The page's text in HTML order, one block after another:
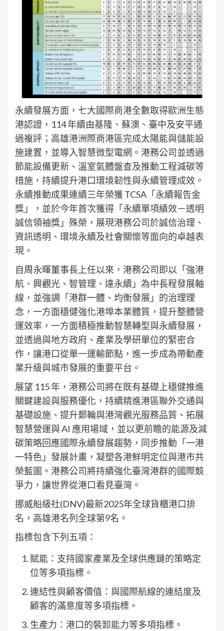
永續發展方面，七大國際商港全數取得歐洲生態
港認證，114 年續由基隆、蘇澳、臺中及安平通
過複評；高雄港洲際商港區完成太陽能與儲能設
施建置，並導入智慧微型電網。港務公司並透過
節能設備更新、溫室氣體盤查及推動工程減碳等
措施，持續提升港口環境韌性與永續管理成效。
永續推動成果連續三年榮獲 TCSA「永續報告金
獎」，並於今年首次獲得「永續單項績效－透明
誠信領袖獎」殊榮，展現港務公司於誠信治理、
資訊透明、環境永續及社會關懷等面向的卓越表
現。
自周永暉董事長上任以來，港務公司即以「強港
航、興觀光、智管理、達永續」為中長程發展軸
線，並強調「港群一體、均衡發展」的治理理
念，一方面穩健強化港埠本業體質，提升整體營
運效率，一方面積極推動智慧轉型與永續發展，
並透過與地方政府、產業及學研單位的緊密合
作，讓港口從單一運輸節點，進一步成為帶動產
業升級與城市發展的重要平台。
展望 115 年，港務公司將在既有基礎上穩健推進
關鍵建設與服務優化，持續精進港區聯外交通與
基礎設施、提升郵輪與港灣觀光服務品質、拓展
智慧營運與 AI 應用場域，並以更前瞻的能源及減
碳策略回應國際永續發展趨勢，同步推動「一港
一特色」發展計畫，凝塑各港鮮明定位與港市共
榮藍圖。港務公司將持續強化臺灣港群的國際競
爭力，讓世界從港口看見臺灣。
挪威船級社(DNV)最新2025年全球貨櫃港口排
名，高雄港名列全球第9名。
指標包含下列五項：
賦能：支持國家產業及全球供應鏈的策略定
位等多項指標。
連結性與顧客價值：與國際航線的連結度及
顧客的滿意度等多項指標。
生產力：港口的裝卸能力等多項指標。